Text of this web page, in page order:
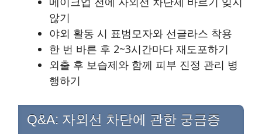
않기
야외 활동 시 표범모자와 선글라스 착용
한 번 바른 후 2~3시간마다 재도포하기
외출 후 보습제와 함께 피부 진정 관리 병
행하기
Q&A: 자외선 차단에 관한 궁금증